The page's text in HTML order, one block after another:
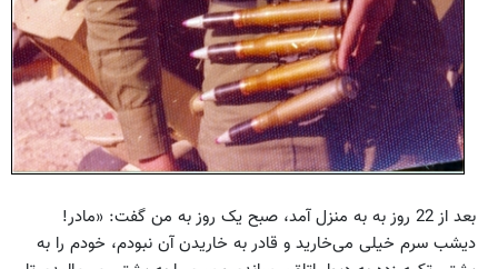
بعد از 22 روز به به منزل آمد، صبح یک روز به من گفت: «مادر!
دیشب سرم خیلی می‌خارید و قادر به خاریدن آن نبودم، خودم را به